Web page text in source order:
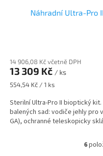
Náhradní Ultra-Pro
14 906,08 Kč včetně DPH
13 309 Kč / ks
Měrná
554,54 Kč / 1 ks
Sterilní Ultra-Pro II bioptický
balených sad: vodiče jehly pro
GA), ochranné teleskopicky
6